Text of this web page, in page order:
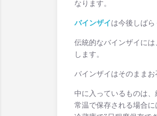
なります。
バインザイは今後しば
伝統的なバインザイに
します。
バインザイはそのまま
中に入っているものは、
常温で保存される場合に